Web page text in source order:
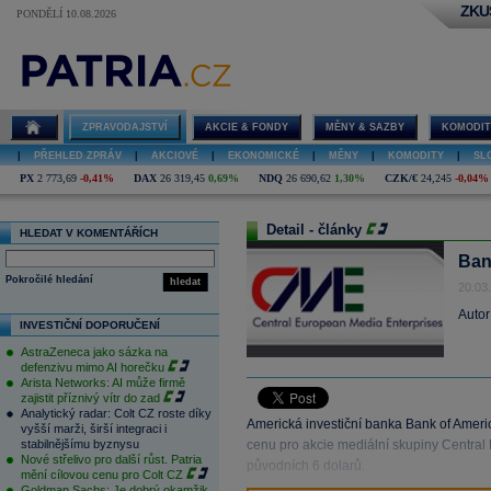
PONDĚLÍ 10.08.2026
ZPRAVODAJSTVÍ AKCIE & FONDY MĚNY & SAZBY
PŘEHLED ZPRÁV AKCIOVÉ EKONOMICKÉ MĚNY KOMODITY
PX 2 773,69 -0,41% DAX 26 319,45 0,69% NDQ 26 690,62 1,30% CZK/€ 24,245 -0,04%
HLEDAT V KOMENTÁŘÍCH
hledat
Pokročilé hledání
INVESTIČNÍ DOPORUČENÍ
AstraZeneca jako sázka na
defenzivu mimo AI horečku
Arista Networks: AI může firmě
zajistit příznivý vítr do zad
Analytický radar: Colt CZ roste díky
vyšší marži, širší integraci i
stabilnějšímu byznysu
Nové střelivo pro další růst. Patria
mění cílovou cenu pro Colt CZ
Detail - články
Americká investiční banka Bank of
cenu pro akcie mediální skupiny
původních 6 dolarů.